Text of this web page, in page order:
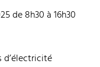
de 8h30 à 16h30
d’électricité